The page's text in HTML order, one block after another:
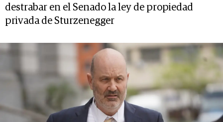
destrabar en el Senado la ley de propiedad
privada de Sturzenegger